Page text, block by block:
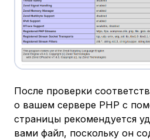
После проверки
о вашем сервере PHP с
страницы рекомендуется
вами файл, поскольку он